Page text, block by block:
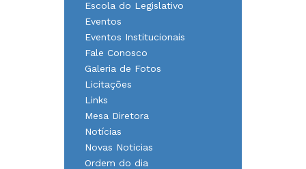
Escola do Legislativo
Eventos
Eventos Institucionais
Fale Conosco
Galeria de Fotos
Licitações
Links
Mesa Diretora
Notícias
Novas Noticias
Ordem do dia